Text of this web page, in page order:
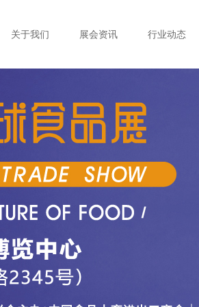
关于我们 展会资讯 行业动态